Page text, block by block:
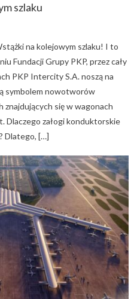
szlaku
na kolejowym szlaku! I to
Fundacji Grupy PKP, przez cały
PKP Intercity S.A. noszą na
symbolem nowotworów
znajdujących się w wagonach
Dlaczego załogi konduktorskie
Dlatego, […]